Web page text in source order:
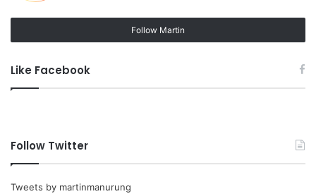
Follow Martin
Like Facebook
Follow Twitter
Tweets by martinmanurung